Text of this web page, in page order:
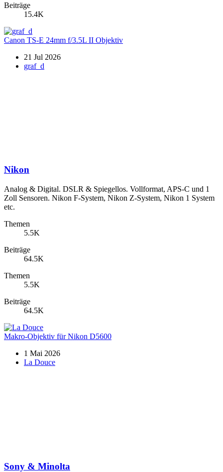
Beiträge
15.4K
Canon TS-E 24mm f/3.5L II Objektiv
21 Jul 2026
graf_d
Nikon
Analog & Digital. DSLR & Spiegellos. Vollformat, APS-C und 1
Zoll Sensoren. Nikon F-System, Nikon Z-System, Nikon 1 System
etc.
Themen
5.5K
Beiträge
64.5K
Themen
5.5K
Beiträge
64.5K
Makro-Objektiv für Nikon D5600
1 Mai 2026
La Douce
Sony & Minolta